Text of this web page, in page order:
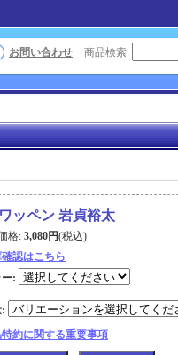
お問い合わせ 商品検索:
ワッペン 岩貞裕太
格: 3,080円(税込)
認はこちら
ー:
:
約に関する重要事項